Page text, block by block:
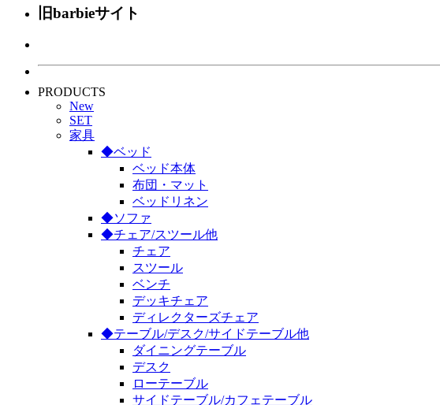
旧barbieサイト
PRODUCTS
New
SET
家具
◆ベッド
ベッド本体
布団・マット
ベッドリネン
◆ソファ
◆チェア/スツール他
チェア
スツール
ベンチ
デッキチェア
ディレクターズチェア
◆テーブル/デスク/サイドテーブル他
ダイニングテーブル
デスク
ローテーブル
サイドテーブル/カフェテーブル